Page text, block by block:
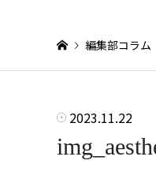
編集部コラム
2023.11.22